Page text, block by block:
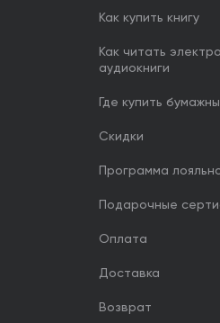
Как купить книгу
Как читать
аудиокниги
Где купить
Скидки
Программа
Подарочные
Оплата
Доставка
Возврат